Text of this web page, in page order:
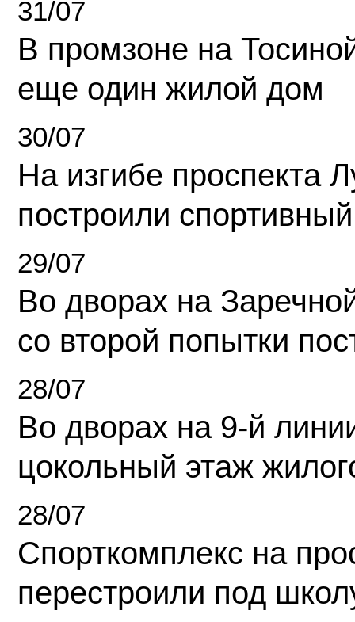
31/07
В промзоне на
еще один жилой дом
30/07
На изгибе проспекта
построили
29/07
Во дворах на
со второй попытки
28/07
Во дворах на 9-й
цокольный этаж
28/07
Спорткомплекс на
перестроили под